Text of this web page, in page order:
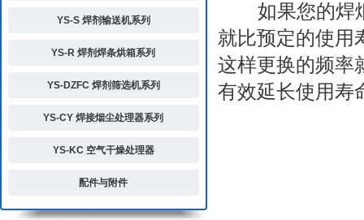
YS-S 焊剂输送机系列
YS-R 焊剂焊条烘箱系列
YS-DZFC 焊剂筛选机系列
YS-CY 焊接烟尘处理器系列
YS-KC 空气干燥处理器
配件与附件
如果您的焊烟
就比预定的使用
这样更换的频率
有效延长使用寿